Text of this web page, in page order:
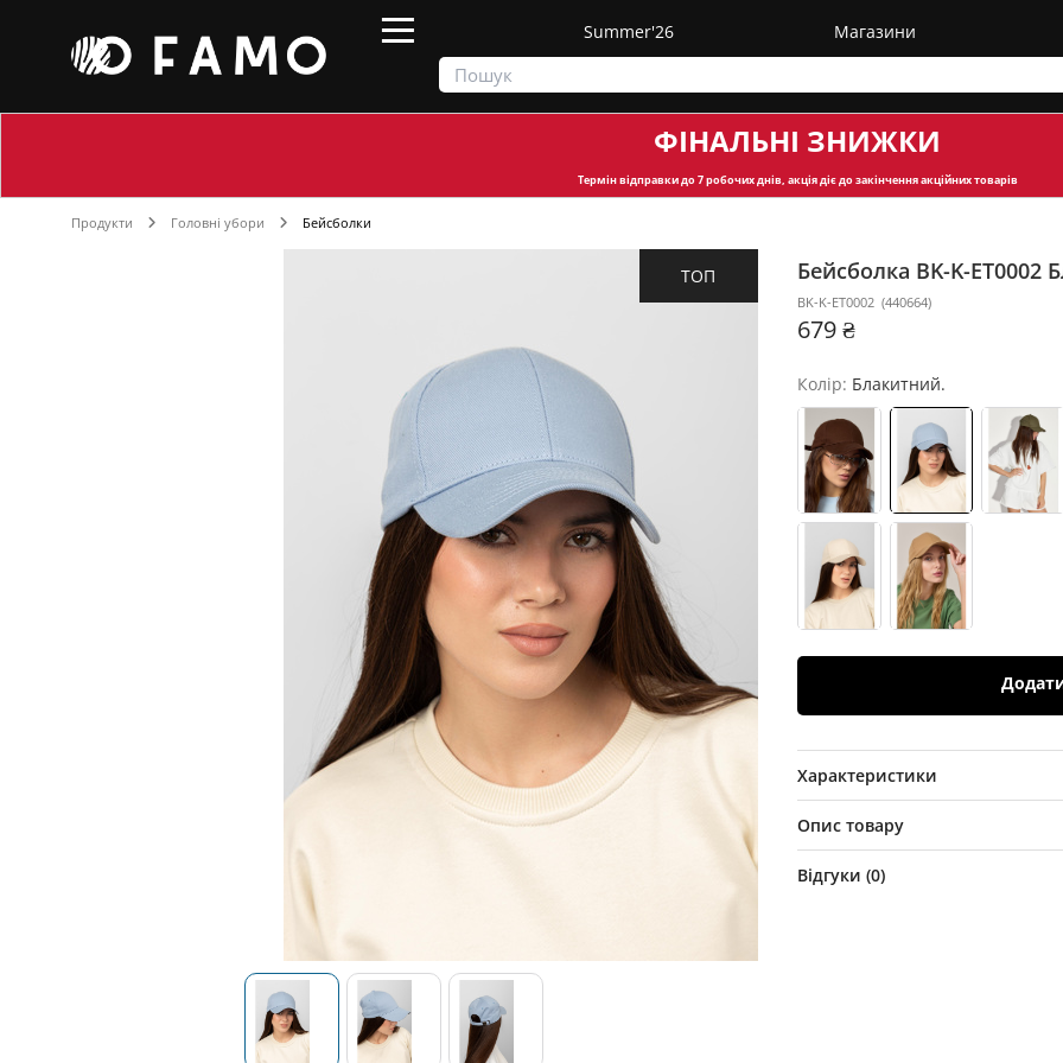
Summer'26 Магазини
ФІНАЛЬНІ ЗНИЖКИ
Термін відправкидо 7 робочих днів, акція діє до закінчення акційних товарів
Продукти Головні убори Бейсболки
ТОП Бейсболка BK-K-ET0002
BK-K-ET0002 (440664)
679 ₴
Колір: Блакитний.
Характеристики
Опис товару
Відгуки (0)